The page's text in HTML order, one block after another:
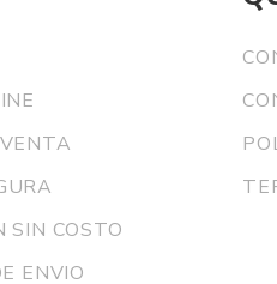
SIN COSTO
ENVIO